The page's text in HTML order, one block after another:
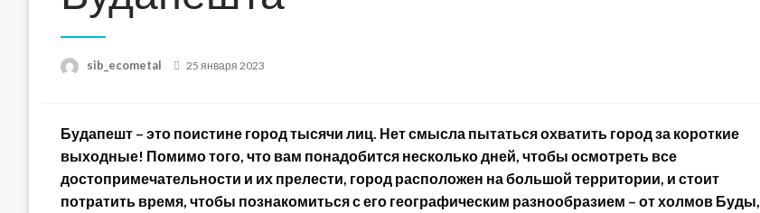
sib_ecometal
Posted
25 января 2023
Будапешт – это поистине город тысячи лиц. Нет смысла пытаться охватить город за короткие
выходные! Помимо того, что вам понадобится несколько дней, чтобы осмотреть все
достопримечательности и их прелести, город расположен на большой территории, и стоит
потратить время, чтобы познакомиться с его географическим разнообразием – от холмов Буды,